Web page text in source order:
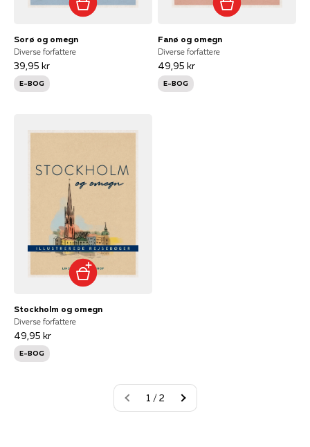
Sorø og omegn
Diverse forfattere
39,95 kr
E-BOG
Fanø og omegn
Diverse forfattere
49,95 kr
E-BOG
Stockholm og omegn
Diverse forfattere
49,95 kr
E-BOG
1 / 2